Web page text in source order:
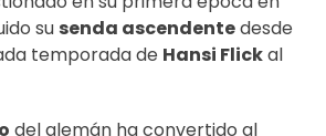
su senda ascendentedesde
temporada de Hansi Flickal
del alemán ha convertido al